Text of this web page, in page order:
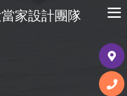
家設計團隊